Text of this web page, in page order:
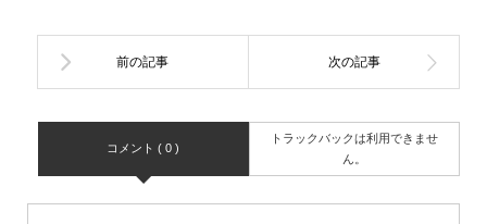
コメント ( 0 )
トラックバックは利用できませ
ん。